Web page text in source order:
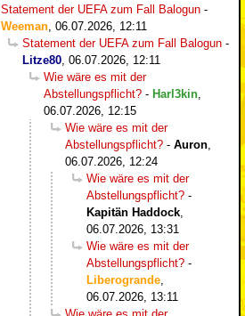
Statement der UEFA zum Fall Balogun -
Weeman 06.07.2026, 12:11
Statement der UEFA zum Fall Balogun -
Litze80 06.07.2026, 12:11
Wie wäre es mit der
Abstellungspflicht? - Harl3kin
06.07.2026, 12:15
Wie wäre es mit der
Abstellungspflicht? - Auron
06.07.2026, 12:24
Wie wäre es mit der
Abstellungspflicht? -
Kapitän Haddock
06.07.2026, 13:31
Wie wäre es mit der
Abstellungspflicht? -
Liberogrande
06.07.2026, 13:11